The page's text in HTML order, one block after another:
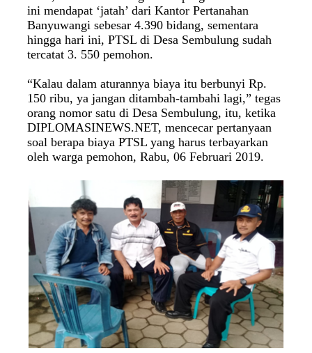
ini mendapat ‘jatah’ dari Kantor Pertanahan
Banyuwangi sebesar 4.390 bidang, sementara
hingga hari ini, PTSL di Desa Sembulung sudah
tercatat 3. 550 pemohon.
“Kalau dalam aturannya biaya itu berbunyi Rp.
150 ribu, ya jangan ditambah-tambahi lagi,” tegas
orang nomor satu di Desa Sembulung, itu, ketika
DIPLOMASINEWS.NET, mencecar pertanyaan
soal berapa biaya PTSL yang harus terbayarkan
oleh warga pemohon, Rabu, 06 Februari 2019.